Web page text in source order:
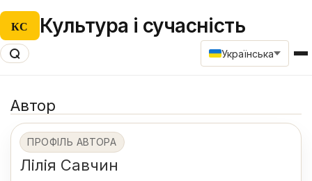
КС Культура і сучасність
Українська
Автор
ПРОФІЛЬ АВТОРА
Лілія Савчин